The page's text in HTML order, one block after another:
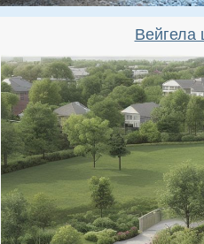
Вейгела